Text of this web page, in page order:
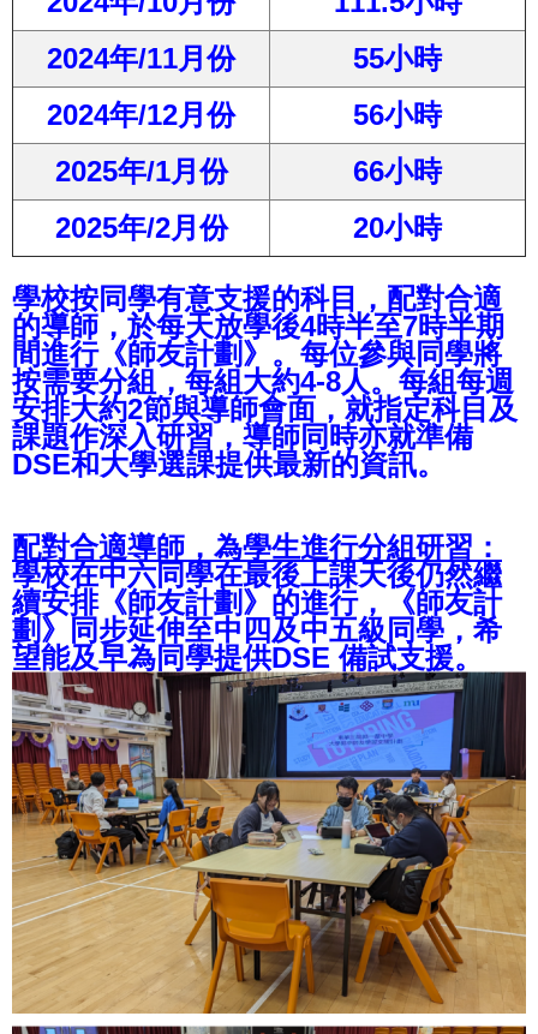
2024年/11月份
55小時
2024年/12月份
56小時
2025年/1月份
66小時
2025年/2月份
20小時
學校按同學有意支援的科目，配對合適
的導師，於每天放學後4時半至7時半期
間進行《師友計劃》。每位參與同學將
按需要分組，每組大約4-8人。每組每週
安排大約2節與導師會面，就指定科目及
課題作深入研習，導師同時亦就準備
DSE和大學選課提供最新的資訊。
配對合適導師，為學生進行分組研習：
學校在中六同學在最後上課天後仍然繼
續安排《師友計劃》的進行，《師友計
劃》同步延伸至中四及中五級同學，希
望能及早為同學提供DSE 備試支援。